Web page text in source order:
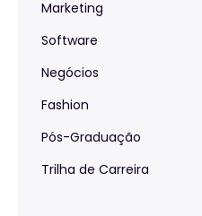
Marketing
Software
Negócios
Fashion
Pós-Graduação
Trilha de Carreira